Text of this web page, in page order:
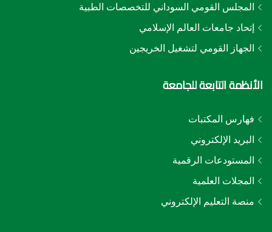
المجلس القومي السوداني للتخصصات الطبية
إتحاد جامعات العالم الإسلامي
الجهاز القومي لتشغيل الخريجين
الأنظمة التابعة للجامعة
فهارس المكتبات
البريد الإلكتروني
المستودعات الرقمية
المجلات العلمية
منصة التعليم الإلكتروني